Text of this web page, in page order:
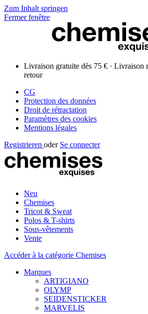
Zum Inhalt springen
Fermer fenêtre
Livraison gratuite dès 75 € · Livraison
retour
CG
Protection des données
Droit de rétractation
Paramètres des cookies
Mentions légales
Registrieren oder Se connecter
Neu
Chemises
Tricot & Sweat
Polos & T-shirts
Sous-vêtements
Vente
Accéder à la catégorie Chemises
Marques
ARTIGIANO
OLYMP
SEIDENSTICKER
MARVELIS